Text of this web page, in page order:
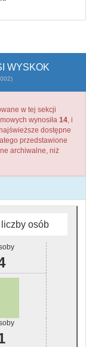
WYSKOK
w tej sekcji
wynosiła 14, i
dostępne
przedstawione
archiwalne, niż
osób